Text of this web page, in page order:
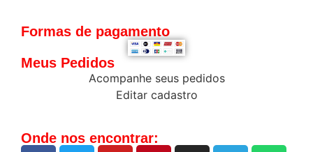
Formas de pagamento
Meus Pedidos
Acompanhe seus pedidos
Editar cadastro
Onde nos encontrar: